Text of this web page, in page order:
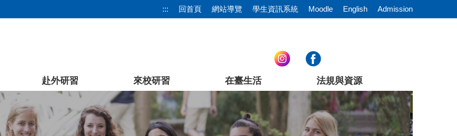
::: 回首頁 網站導覽 學生資訊系統 Moodle English Admission
赴外研習 來校研習 在臺生活 法規與資源